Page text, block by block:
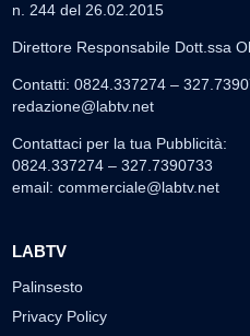
n. 244 del 26.02.2015
Direttore Responsabile Dott.ssa
Contatti: 0824.337274 –
redazione@labtv.net
Contattaci per la tua Pubblicità:
0824.337274 – 327.7390733
email: commerciale@labtv.net
LABTV
Palinsesto
Privacy Policy